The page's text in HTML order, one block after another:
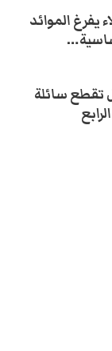
يفرغ الموائد
تقطع سائلة